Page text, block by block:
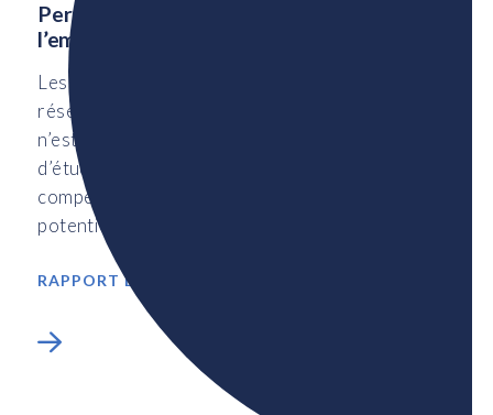
Perspectives des employeurs sur
l’embauche des personnes handicapées
Les personnes handicapées (PH) constituent un
réservoir de talents inexploité au Canada. Mais ce
n’est pas parce qu’elles n’ont pas atteint le niveau
d’études requis, qu’elles n’ont pas les
compétences nécessaires ou qu’elles n’ont pas le
potentiel nécessaire.
RAPPORT DE RECHERCHE